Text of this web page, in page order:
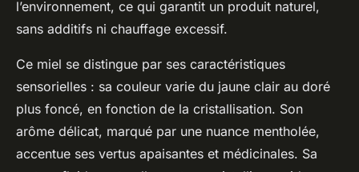
l’environnement, ce qui garantit un produit naturel,
sans additifs ni chauffage excessif.
Ce miel se distingue par ses caractéristiques
sensorielles : sa couleur varie du jaune clair au doré
plus foncé, en fonction de la cristallisation. Son
arôme délicat, marqué par une nuance mentholée,
accentue ses vertus apaisantes et médicinales. Sa